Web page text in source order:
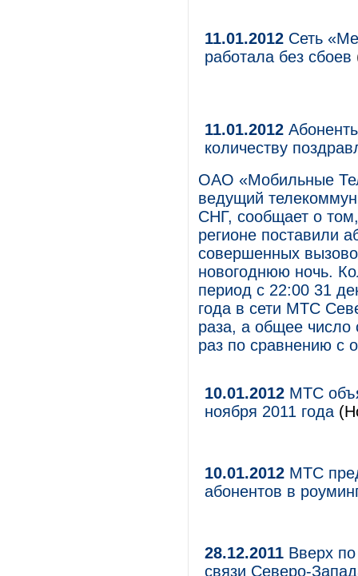
11.01.2012 Сеть
работала без сбоев
11.01.2012
количеству
ОАО «Мобильные
ведущий
СНГ, сообщает о
регионе поставили
совершенных
новогоднюю ночь.
период с 22:00 31
года в сети МТС
раза, а общее
раз по сравнению с
10.01.2012 МТС
ноября 2011 года
10.01.2012 МТС
абонентов в
28.12.2011 Вверх
связи Северо-